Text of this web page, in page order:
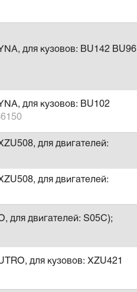
для кузовов: BU142 BU96
для кузовов: BU102
для двигателей:
для двигателей:
для двигателей: S05C);
для кузовов: XZU421